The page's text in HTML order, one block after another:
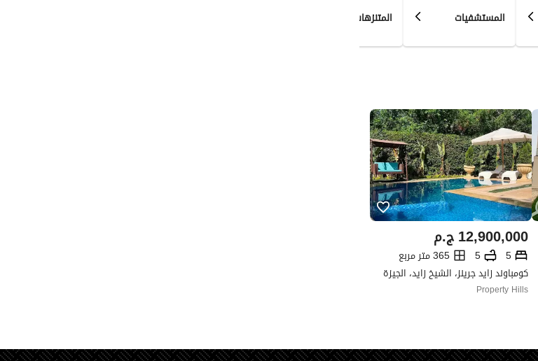
المستشفيات المتنزهات
ج.م12,900,000
5
5
365 متر مربع
كومباوند زايد جرينز، الشيخ زايد، الجيزة
Property Hills